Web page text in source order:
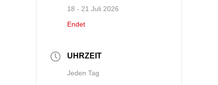
18 - 21 Juli 2026
Endet
UHRZEIT
Jeden Tag